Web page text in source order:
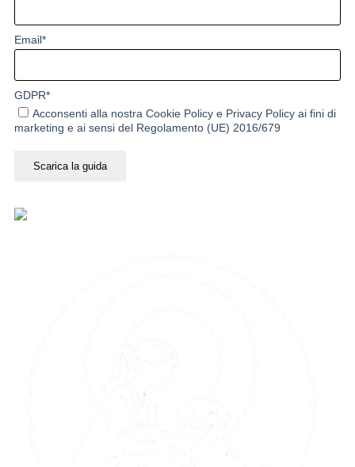
Email*
GDPR*
Acconsenti alla nostra Cookie Policy e Privacy Policy ai fini di
marketing e ai sensi del Regolamento (UE) 2016/679
Scarica la guida